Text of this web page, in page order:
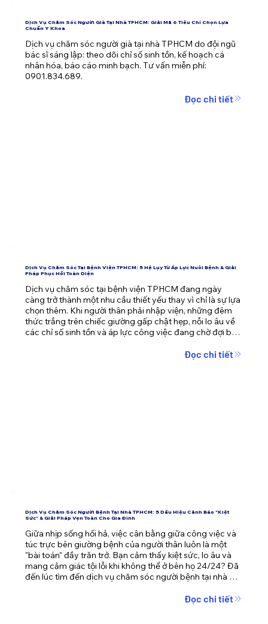
Dịch Vụ Chăm Sóc Người Già Tại Nhà TPHCM: Giải Mã 6 Tiêu Chí Chọn Lựa
Chuẩn Y Khoa
Dịch vụ chăm sóc người già tại nhà TPHCM do đội ngũ
bác sĩ sáng lập: theo dõi chỉ số sinh tồn, kế hoạch cá
nhân hóa, báo cáo minh bạch. Tư vấn miễn phí:
0901.834.689.
Đọc chi tiết
Dịch Vụ Chăm Sóc Tại Bệnh Viện TPHCM: 5 Hệ Lụy Từ Áp Lực Nuôi Bệnh & Giải
Pháp Phục Hồi Toàn Diện
Dịch vụ chăm sóc tại bệnh viện TPHCM đang ngày
càng trở thành một nhu cầu thiết yếu thay vì chỉ là sự lựa
chọn thêm. Khi người thân phải nhập viện, những đêm
thức trắng trên chiếc giường gấp chật hẹp, nỗi lo âu về
các chỉ số sinh tồn và áp lực công việc đang chờ đợi bên
ai. Bài viết này sẽ phân tích sâu về hội chứng kiệt sức khi
Đọc chi tiết
Dịch Vụ Chăm Sóc Người Bệnh Tại Nhà TPHCM: 5 Dấu Hiệu Cảnh Báo "Kiệt
Sức" & Giải Pháp Vẹn Toàn Cho Gia Đình
Giữa nhịp sống hối hả, việc cân bằng giữa công việc và
túc trực bên giường bệnh của người thân luôn là một
"bài toán" đầy trăn trở. Bạn cảm thấy kiệt sức, lo âu và
mang cảm giác tội lỗi khi không thể ở bên họ 24/24? Đã
đến lúc tìm đến dịch vụ chăm sóc người bệnh tại nhà
người bệnh mà còn giải phóng áp lực tâm lý cho cả gia
Đọc chi tiết